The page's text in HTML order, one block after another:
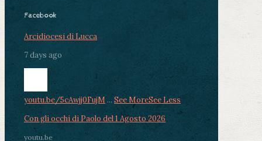
Facebook
Arcidiocesi di Lucca
7 days ago
youtu.be/5cAwjj0FujM ... See MoreSee Less
Con gli occhi di Paolo del 1 Agosto 2026
youtu.be